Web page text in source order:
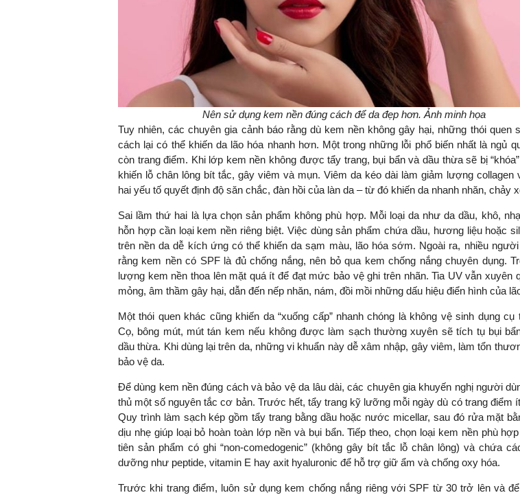
Nên sử dụng kem nền đúng cách để da đẹp hơn. Ảnh minh họa
Tuy nhiên, các chuyên gia cảnh báo rằng dù kem nền không gây hại, những thói quen
cách lại có thể khiến da lão hóa nhanh hơn. Một trong những lỗi phổ biến nhất là ngủ
còn trang điểm. Khi lớp kem nền không được tẩy trang, bụi bẩn và dầu thừa sẽ bị
khiến lỗ chân lông bít tắc, gây viêm và mụn. Viêm da kéo dài làm giảm lượng collagen
hai yếu tố quyết định độ săn chắc, đàn hồi của làn da – từ đó khiến da nhanh nhăn, chảy
Sai lầm thứ hai là lựa chọn sản phẩm không phù hợp. Mỗi loại da như da dầu, khô,
hỗn hợp cần loại kem nền riêng biệt. Việc dùng sản phẩm chứa dầu, hương liệu hoặc
trên nền da dễ kích ứng có thể khiến da sạm màu, lão hóa sớm. Ngoài ra, nhiều
rằng kem nền có SPF là đủ chống nắng, nên bỏ qua kem chống nắng chuyên dụng.
lượng kem nền thoa lên mặt quá ít để đạt mức bảo vệ ghi trên nhãn. Tia UV vẫn xuyên
mỏng, âm thầm gây hại, dẫn đến nếp nhăn, nám, đồi mồi những dấu hiệu điển hình của
Một thói quen khác cũng khiến da “xuống cấp” nhanh chóng là không vệ sinh dụng cụ
Cọ, bông mút, mút tán kem nếu không được làm sạch thường xuyên sẽ tích tụ bụi
dầu thừa. Khi dùng lại trên da, những vi khuẩn này dễ xâm nhập, gây viêm, làm tổn
bảo vệ da.
Để dùng kem nền đúng cách và bảo vệ da lâu dài, các chuyên gia khuyến nghị người
thủ một số nguyên tắc cơ bản. Trước hết, tẩy trang kỹ lưỡng mỗi ngày dù có trang điểm
Quy trình làm sạch kép gồm tẩy trang bằng dầu hoặc nước micellar, sau đó rửa mặt
dịu nhẹ giúp loại bỏ hoàn toàn lớp nền và bụi bẩn. Tiếp theo, chọn loại kem nền phù
tiên sản phẩm có ghi “non-comedogenic” (không gây bít tắc lỗ chân lông) và chứa
dưỡng như peptide, vitamin E hay axit hyaluronic để hỗ trợ giữ ẩm và chống oxy hóa.
Trước khi trang điểm, luôn sử dụng kem chống nắng riêng với SPF từ 30 trở lên và
TS. Nguyễn Đức Độ - Phó Viện trưởng
Viện Kinh tế Tài chính
"Có rất nhiều việc phải làm
ngay từ bây giờ và trên thực tế
đang được tiến hành như tăng
đầu tư cho khoa học công
nghệ; ban hành các cơ chế
khuyến khích đổi mới sáng tạo,
Việc sử dụng
sách tài khóa
nghĩa hỗ trợ
đóng vai trò tạo
tăng trưởng bền